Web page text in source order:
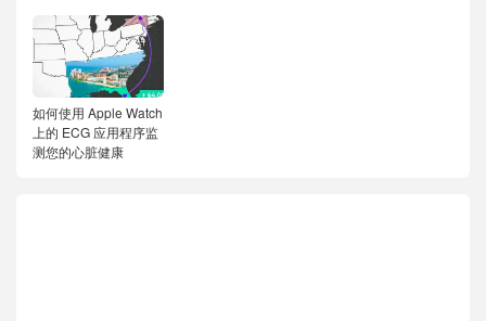
如何使用 Apple Watch
上的 ECG 应用程序监
测您的心脏健康